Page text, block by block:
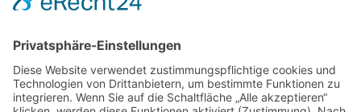
GRÜNDUNG
SCHAUMLöFFEL engineering